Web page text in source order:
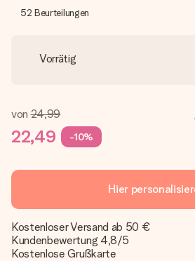
52 Beurteilungen
Vorrätig
von 24,99
22,49 -10%
Hier
Kostenloser Versand ab 50 €
Kundenbewertung 4,8/5
Kostenlose Grußkarte